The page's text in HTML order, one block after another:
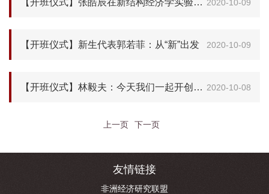
2020-10-09
【开班仪式】张皓辰在新结构经济学实验班开班仪式上的发言
2020-10-09
【开班仪式】新生代表郭若菲：从“新”出发
2020-10-08
【开班仪式】林毅夫：今天我们一起开创历史
上一页 下一页
友情链接
非洲经济研究联盟